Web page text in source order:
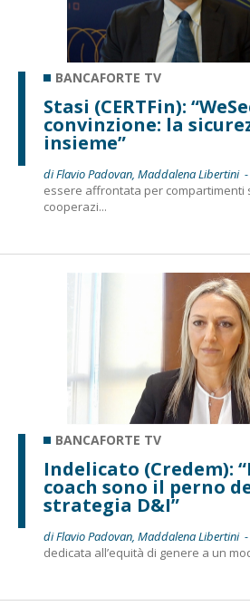
BANCAFORTE TV
Stasi (CERTFin):
convinzione: la
insieme”
di Flavio Padovan, Maddalena Libertini -
essere affrontata per compartimenti
cooperazi...
BANCAFORTE TV
Indelicato (Credem):
coach sono il perno
strategia D&I”
di Flavio Padovan, Maddalena Libertini -
dedicata all’equità di genere a un